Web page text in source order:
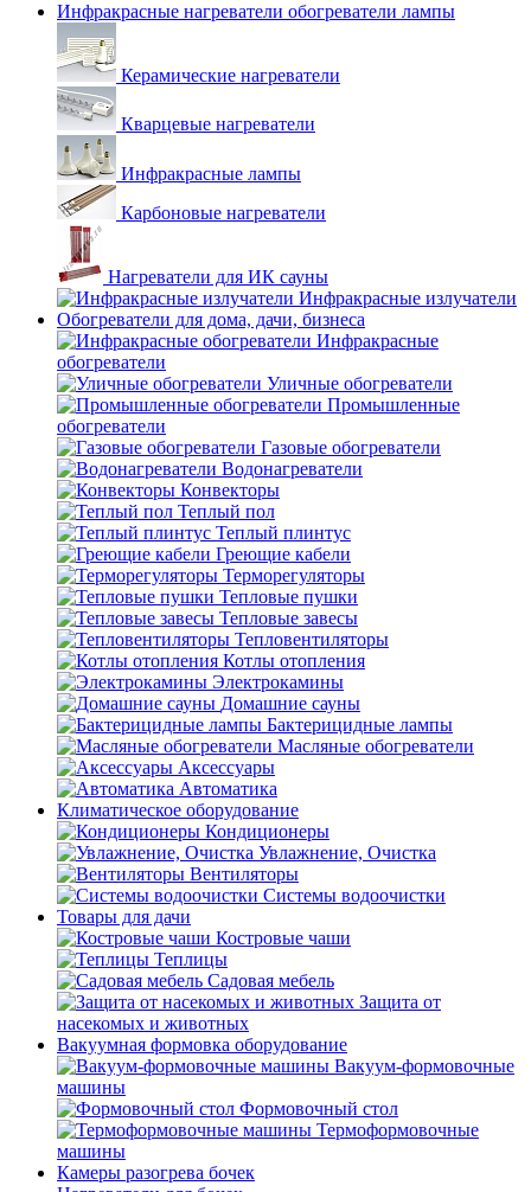
Инфракрасные нагреватели обогреватели лампы
Керамические нагреватели
Кварцевые нагреватели
Инфракрасные лампы
Карбоновые нагреватели
Нагреватели для ИК сауны
Инфракрасные излучатели
Обогреватели для дома, дачи, бизнеса
Инфракрасные
обогреватели
Уличные обогреватели
Промышленные
обогреватели
Газовые обогреватели
Водонагреватели
Конвекторы
Теплый пол
Теплый плинтус
Греющие кабели
Терморегуляторы
Тепловые пушки
Тепловые завесы
Тепловентиляторы
Котлы отопления
Электрокамины
Домашние сауны
Бактерицидные лампы
Масляные обогреватели
Аксессуары
Автоматика
Климатическое оборудование
Кондиционеры
Увлажнение, Очистка
Вентиляторы
Системы водоочистки
Товары для дачи
Костровые чаши
Теплицы
Садовая мебель
Защита от
насекомых и животных
Вакуумная формовка оборудование
Вакуум-формовочные
машины
Формовочный стол
Термоформовочные
машины
Камеры разогрева бочек